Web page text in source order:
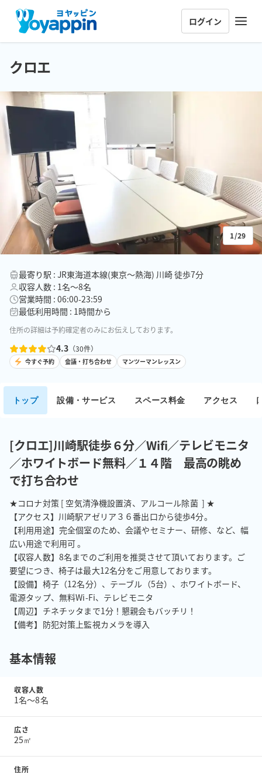
ログイン
1/29
最寄り駅 : JR東海道本線(東京～熱海) 川崎 徒歩7分
収容人数 : 1名〜8名
営業時間 : 06:00-23:59
最低利用時間 : 1時間から
住所の詳細は予約確定者のみにお伝えしております。
4.3 （30件）
今すぐ予約 会議・打ち合わせ マンツーマンレッスン
クロエ
トップ 設備・サービス スペース料金 アクセス
[クロエ]川崎駅徒歩６分／Wifi／テレビモニタ
／ホワイトボード無料／１４階 最高の眺め
で打ち合わせ
★コロナ対策 [ 空気清浄機設置済、アルコール除菌  ] ★
【アクセス】川崎駅アゼリア３６番出口から徒歩4分。
【利用用途】完全個室のため、会議やセミナー、研修、など、幅
広い用途で利用可 。
【収容人数】8名までのご利用を推奨させて頂いております。ご
要望につき、椅子は最大12名分をご用意しております。
【設備】椅子（12名分）、テーブル（5台）、ホワイトボード、
電源タップ、無料Wi-Fi、テレビモニタ
【周辺】チネチッタまで1分！懇親会もバッチリ！
【備考】防犯対策上監視カメラを導入
基本情報
収容人数
1名〜8名
広さ
25㎡
住所